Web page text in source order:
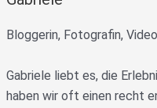
Bloggerin, Fotografin,
Gabriele liebt es, die
haben wir oft einen recht